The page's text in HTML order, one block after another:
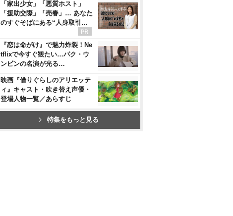
「家出少女」「悪質ホスト」
「援助交際」「売春」… あなた
のすぐそばにある“人身取引…
『恋は命がけ』で魅力炸裂！Ne
tflixで今すぐ観たい…パク・ウ
ンビンの名演が光る…
映画『借りぐらしのアリエッテ
ィ』キャスト・吹き替え声優・
登場人物一覧／あらすじ
特集をもっと見る